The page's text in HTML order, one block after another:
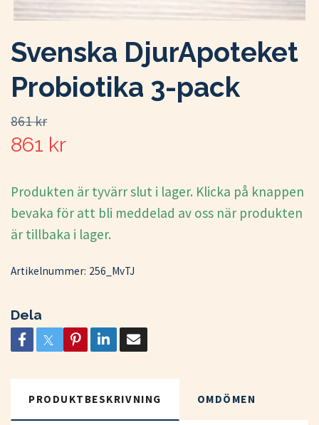
Svenska DjurApoteket
Probiotika 3-pack
861 kr
861 kr
Produkten är tyvärr slut i lager. Klicka på knappen
bevaka för att bli meddelad av oss när produkten
är tillbaka i lager.
Artikelnummer: 256_MvTJ
Dela
PRODUKTBESKRIVNING OMDÖMEN